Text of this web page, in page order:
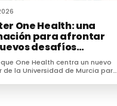
One Health: una
para afrontar
desafíos
en veterinaria
One Health centra un nuevo
de la Universidad de Murcia para
resistencias e IA.